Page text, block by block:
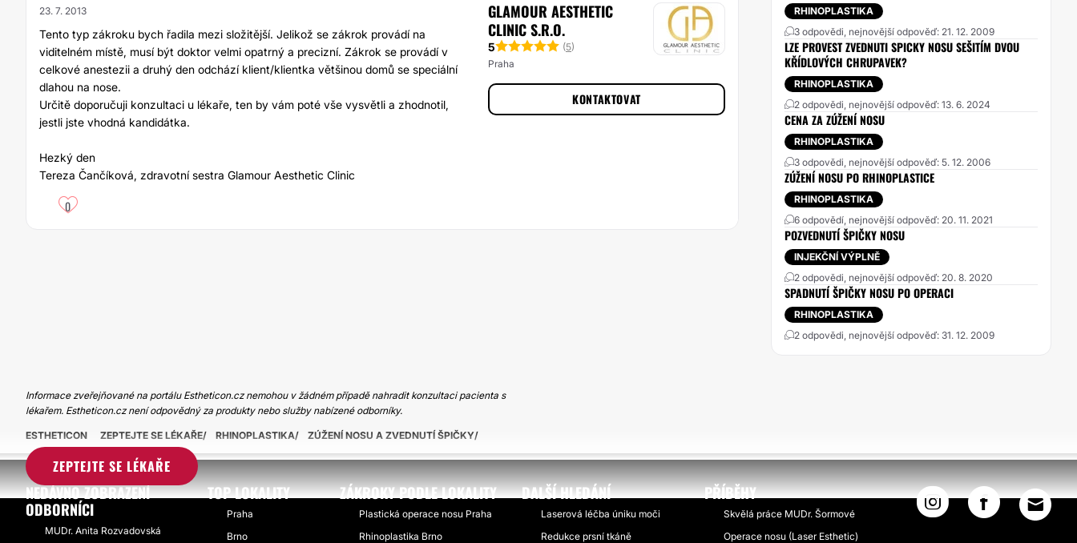
23. 7. 2013
Tento typ zákroku bych řadila mezi složitější. Jelikož se zákrok provádí na
viditelném místě, musí být doktor velmi opatrný a precizní. Zákrok se provádí v
celkové anestezii a druhý den odchází klient/klientka většinou domů se speciální
dlahou na nose.
Určitě doporučuji konzultaci u lékaře, ten by vám poté vše vysvětli a zhodnotil,
jestli jste vhodná kandidátka.
Hezký den
Tereza Čančíková, zdravotní sestra Glamour Aesthetic Clinic
0
GLAMOUR AESTHETIC
CLINIC S.R.O.
5 (5)
Praha
KONTAKTOVAT
RHINOPLASTIKA
3 odpovědi, nejnovější odpověď: 21. 12. 2009
LZE PROVEST ZVEDNUTI SPICKY NOSU SEŠITÍM DVOU
KŘÍDLOVÝCH CHRUPAVEK?
RHINOPLASTIKA
2 odpovědi, nejnovější odpověď: 13. 6. 2024
CENA ZA ZÚŽENÍ NOSU
RHINOPLASTIKA
3 odpovědi, nejnovější odpověď: 5. 12. 2006
ZÚŽENÍ NOSU PO RHINOPLASTICE
RHINOPLASTIKA
6 odpovědí, nejnovější odpověď: 20. 11. 2021
POZVEDNUTÍ ŠPIČKY NOSU
INJEKČNÍ VÝPLNĚ
2 odpovědi, nejnovější odpověď: 20. 8. 2020
SPADNUTÍ ŠPIČKY NOSU PO OPERACI
RHINOPLASTIKA
2 odpovědi, nejnovější odpověď: 31. 12. 2009
Informace zveřejňované na portálu Estheticon.cz nemohou v žádném případě nahradit konzultaci pacienta s
lékařem. Estheticon.cz není odpovědný za produkty nebo služby nabízené odborníky.
ZEPTEJTE SE LÉKAŘE
ESTHETICON ZEPTEJTE SE LÉKAŘE RHINOPLASTIKA ZÚŽENÍ NOSU A ZVEDNUTÍ ŠPIČKY
NEDÁVNO ZOBRAZENÍ
ODBORNÍCI
MUDr. Anita Rozvadovská
TOP LOKALITY
Praha
Brno
ZÁKROKY PODLE LOKALITY
Plastická operace nosu Praha
Rhinoplastika Brno
DALŠÍ HLEDÁNÍ
Laserová léčba úniku moči
Redukce prsní tkáně
PŘÍBĚHY
Skvělá práce MUDr. Šormové
Operace nosu (Laser Esthetic)